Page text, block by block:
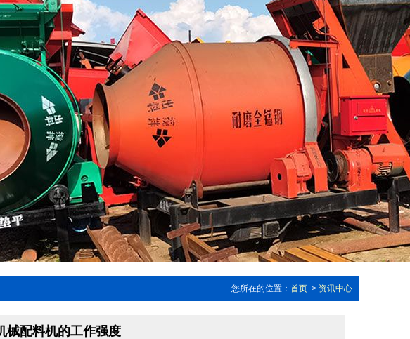
您所在的位置： 首页 > 资讯中心
械配料机的工作强度